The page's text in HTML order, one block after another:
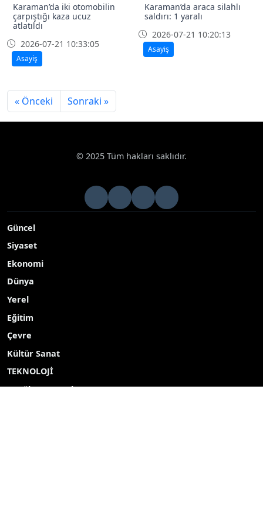
Karaman’da iki otomobilin
çarpıştığı kaza ucuz
atlatıldı
2026-07-21 10:33:05
Asayiş
Karaman’da araca silahlı
saldırı: 1 yaralı
2026-07-21 10:20:13
Asayiş
« Önceki Sonraki »
© 2025 Tüm hakları saklıdır.
Güncel
Siyaset
Ekonomi
Dünya
Yerel
Eğitim
Çevre
Kültür Sanat
TEKNOLOJİ
Popüler Aramalar